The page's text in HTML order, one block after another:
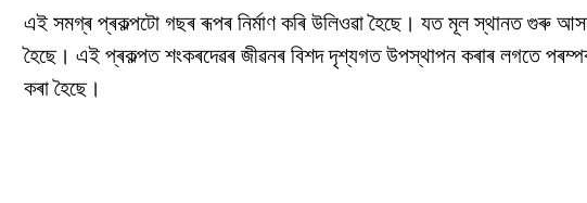
এই সমগ্ৰ প্ৰকল্পটো গছৰ ৰূপৰ নিৰ্মাণ কৰি উলিওৱা হৈছে। যত মূল স্থানত গুৰু
হৈছে। এই প্ৰকল্পত শংকৰদেৱৰ জীৱনৰ বিশদ দৃশ্যগত উপস্থাপন কৰাৰ লগতে
কৰা হৈছে।